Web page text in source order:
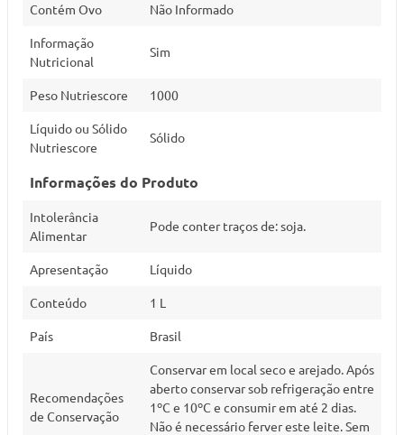
Contém Ovo Não Informado
Informação
Nutricional
Sim
Peso Nutriescore 1000
Líquido ou Sólido
Nutriescore
Sólido
Informações do Produto
Intolerância
Alimentar
Pode conter traços de: soja.
Apresentação Líquido
Conteúdo 1 L
País Brasil
Recomendações
de Conservação
Conservar em local seco e arejado. Após
aberto conservar sob refrigeração entre
1ºC e 10ºC e consumir em até 2 dias.
Não é necessário ferver este leite. Sem